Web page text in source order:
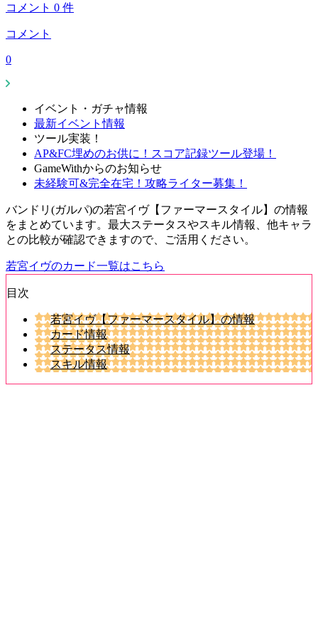
コメント 0 件
コメント
0
イベント・ガチャ情報
最新イベント情報
ツール実装！
AP&FC埋めのお供に！スコア記録ツール登場！
GameWithからのお知らせ
未経験可&完全在宅！攻略ライター募集！
バンドリ(ガルパ)の若宮イヴ【ファーマースタイル】の情報
をまとめています。最大ステータスやスキル情報、他キャラ
との比較が確認できますので、ご活用ください。
若宮イヴのカード一覧はこちら
目次
若宮イヴ【ファーマースタイル】の情報
カード情報
ステータス情報
スキル情報